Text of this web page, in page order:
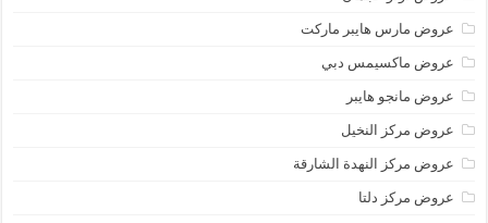
عروض مارس هايبر ماركت
عروض ماكسيمس دبي
عروض مانجو هايبر
عروض مركز النخيل
عروض مركز النهدة الشارقة
عروض مركز دلتا